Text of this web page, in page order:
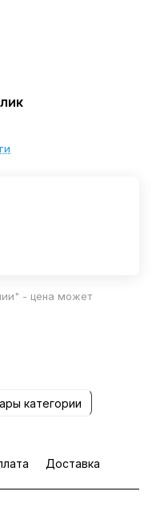
- цена может
категории
Доставка